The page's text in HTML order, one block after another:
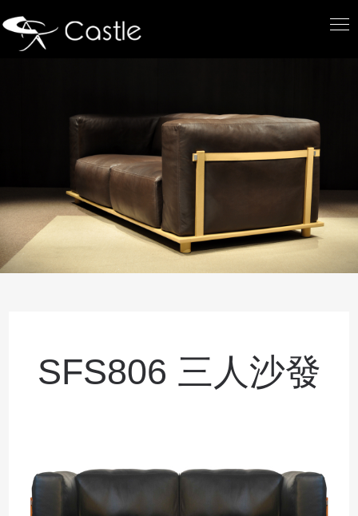
SFS806 三人沙發